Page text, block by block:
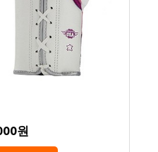
원